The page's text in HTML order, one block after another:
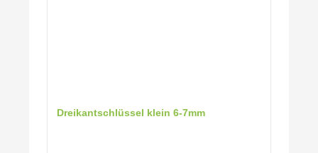
Dreikantschlüssel klein 6-7mm